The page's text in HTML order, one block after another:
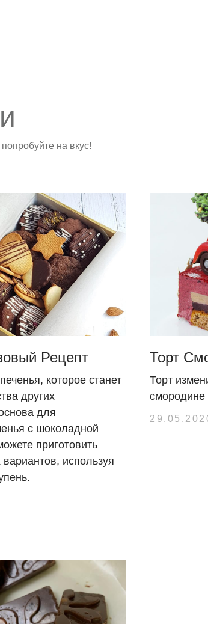
на вкус!
Рецепт
которое станет
других
для
с шоколадной
приготовить
используя
Торт
Торт
смородине